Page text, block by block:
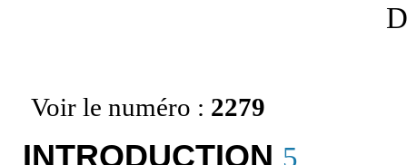
Voir le numéro : 2279
INTRODUCTION 5